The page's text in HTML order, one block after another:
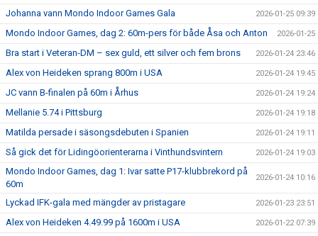
Johanna vann Mondo Indoor Games Gala 2026-01-25 09:39
Mondo Indoor Games, dag 2: 60m-pers för både Åsa och Anton 2026-01-25
Bra start i Veteran-DM – sex guld, ett silver och fem brons 2026-01-24 23:46
Alex von Heideken sprang 800m i USA 2026-01-24 19:45
JC vann B-finalen på 60m i Århus 2026-01-24 19:24
Mellanie 5.74 i Pittsburg 2026-01-24 19:18
Matilda persade i säsongsdebuten i Spanien 2026-01-24 19:11
Så gick det för Lidingöorienterarna i Vinthundsvintern 2026-01-24 19:03
Mondo Indoor Games, dag 1: Ivar satte P17-klubbrekord på
60m
2026-01-24 10:16
Lyckad IFK-gala med mängder av pristagare 2026-01-23 23:51
Alex von Heideken 4.49.99 på 1600m i USA 2026-01-22 07:39